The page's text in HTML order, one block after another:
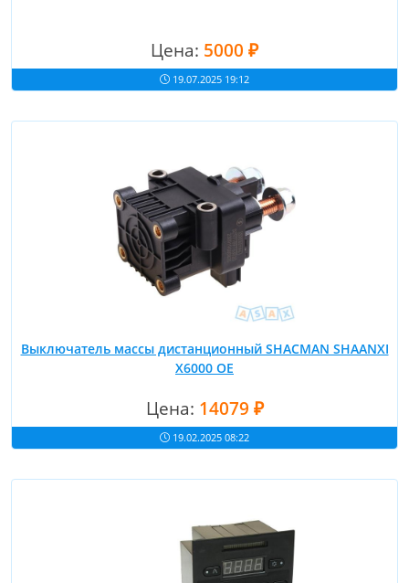
Цена: 5000 ₽
19.07.2025 19:12
Выключатель массы дистанционный SHACMAN SHAANXI
X6000 OE
Цена: 14079 ₽
19.02.2025 08:22